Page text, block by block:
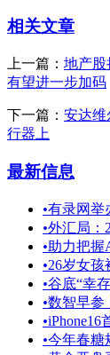
相关文章
上一篇： 地产股
有望进一步加码
下一篇： 安达维
行器上
最新信息
•有录网举
•外汇局：
•助力把握
•26岁女孩
•谷底“幸
•数智早参
•iPhone16
•今年春糖